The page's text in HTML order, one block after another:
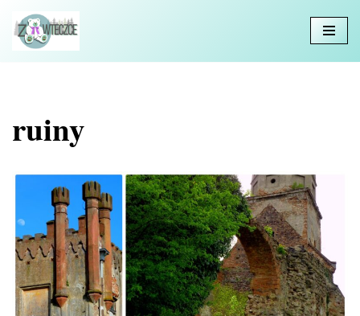
Przejdź
ruiny